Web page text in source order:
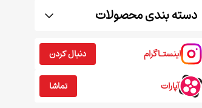
دسته بندی محصولات
اینستـاگرام
دنبال کردن
آپارات
تماشا